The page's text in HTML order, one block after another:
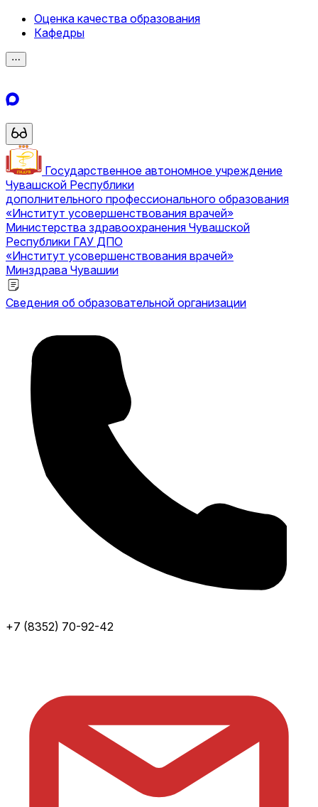
Оценка качества образования
Кафедры
⋯
Государственное автономное учреждение
Чувашской Республики
дополнительного профессионального образования
«Институт усовершенствования врачей»
Министерства здравоохранения Чувашской
Республики ГАУ ДПО
«Институт усовершенствования врачей»
Минздрава Чувашии
Сведения об образовательной организации
+7 (8352) 70-92-42